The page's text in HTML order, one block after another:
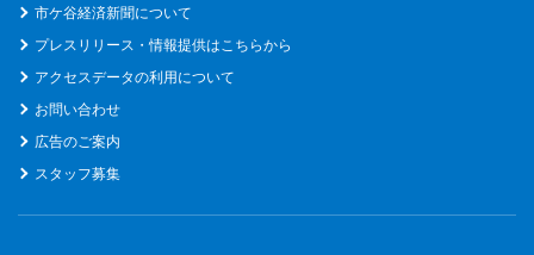
市ケ谷経済新聞について
プレスリリース・情報提供はこちらから
アクセスデータの利用について
お問い合わせ
広告のご案内
スタッフ募集